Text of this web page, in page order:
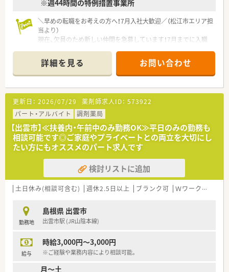
※週44時間の特例措置事業所
＼早めの転職をお考えの方へ！7月入社大歓迎／（松江市エリア担
当より）
現在、欠員のため新しい仲間を急募しています！7月までに入職
ほとんどないのが嬉しいポイントです。
【店舗情報と応需状況について】
■最寄り駅から徒歩5分の便利な立地で、地域に根ざした内科ク
リニックの門前として親しまれている薬局です。
■主な応需科目は糖尿病に強い内科で、門前ドクターとの連携も
スムーズに行える非常に安定した店舗環境です。
■処方箋枚数は1日40枚から50枚程度で、薬剤師2名体制を維持
しているため無理のないペースで勤務できます。
【募集背景と求める人物像について】
■欠員補充のための急募案件となっており、2026年7月までに勤
務を開始いただける方を積極的に採用しています。
■マニュアルに縛られすぎず、現場の状況に応じて臨機応変に、
かつ柔軟な姿勢で業務に臨める方を求めています。
いただける薬剤師の方を歓迎いたします。
【想定されるモデル年収】
責任ある立場を担う場合はさらなる上積みも可能です。
■年俸制を採用しているため月々の収入に変動が少なく、生活設
■管理薬剤師手当は月額3万円が支給され、日々の頑張りがしっ
詳細を見る お問い合わせ
更新日： 2026/07/29 薬剤師求人ID： 573922
パート・アルバイト
調剤薬局
【出雲市】≪扶養内・午前中のみ勤務OK≫平日のみの勤務も
相談可能です◎ご家庭やプライベートとの両立を大切にし
たい方にもオススメのパート求人です
検討リストに追加
土日休み(相談可含む) 週休2.5日以上 ブランク可 Ｗワーク可
勤務地
島根県 出雲市
出雲市駅 (JR山陰本線)
給与
時給3,000円～3,000円
※ご経験や業務内容により相談可能。
月～土